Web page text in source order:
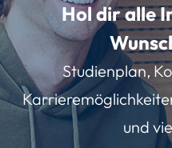
Hol dir alle
Studienplan,
und